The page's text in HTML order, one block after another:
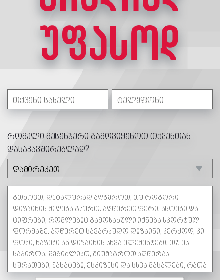
უფასოდ
რომელი მესენჯერი გამოვიყენოთ თქვენთან
დასაკავშირებლად?